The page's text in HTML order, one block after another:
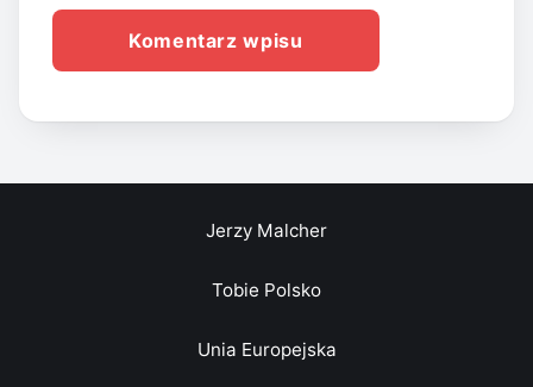
Jerzy Malcher
Tobie Polsko
Unia Europejska